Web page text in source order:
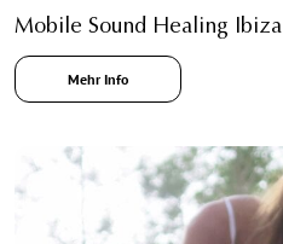
Mobile Sound Healing Ibiza
Mehr Info